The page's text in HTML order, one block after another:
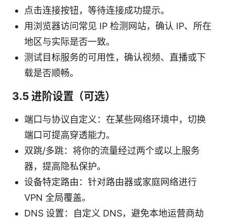
点击连接按钮，等待连接成功提示。
用浏览器访问常见 IP 检测网站，确认 IP、所在
地区与实际是否一致。
测试目标服务的可用性，确认视频、直播或下
载是否顺畅。
3.5 进阶设置（可选）
端口与协议自定义：在某些网络环境中，切换
端口可提高穿透能力。
双跳/多跳：将你的流量经过两个或以上服务
器，提高隐私保护。
设备特定路由：针对路由器或家庭网络进行
VPN 全局覆盖。
DNS 设置：自定义 DNS，避免本地运营商劫